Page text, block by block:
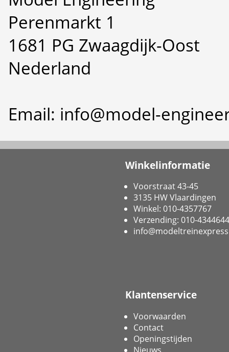
Perenmarkt 1
1681 PG Zwaagdijk-Oost
Nederland
Email: info@model-
Winkelinformatie
Voorstraat 43-45
3135 HW Vlaardingen
Winkel: 010-4357767
Verzending: 010-4344644
Klantenservice
Voorwaarden
Contact
Openingstijden